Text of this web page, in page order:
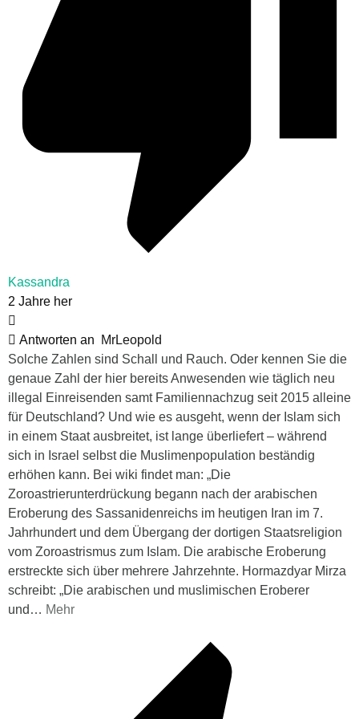
Kassandra
2 Jahre her
Antworten an
MrLeopold
Solche Zahlen sind Schall und Rauch. Oder kennen Sie die
genaue Zahl der hier bereits Anwesenden wie täglich neu
illegal Einreisenden samt Familiennachzug seit 2015 alleine
für Deutschland? Und wie es ausgeht, wenn der Islam sich
in einem Staat ausbreitet, ist lange überliefert – während
sich in Israel selbst die Muslimenpopulation beständig
erhöhen kann. Bei wiki findet man: „Die
Zoroastrierunterdrückung begann nach der arabischen
Eroberung des Sassanidenreichs im heutigen Iran im 7.
Jahrhundert und dem Übergang der dortigen Staatsreligion
vom Zoroastrismus zum Islam. Die arabische Eroberung
erstreckte sich über mehrere Jahrzehnte. Hormazdyar Mirza
schreibt: „Die arabischen und muslimischen Eroberer
und … Mehr